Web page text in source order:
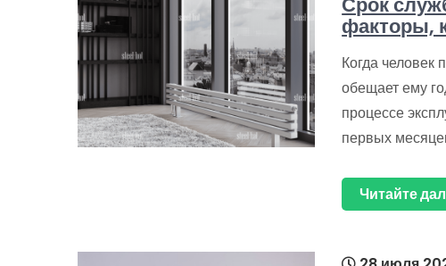
факторы,
Когда человек
обещает ему
процессе
первых
Читайте